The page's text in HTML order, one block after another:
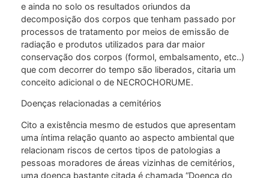
e ainda no solo os resultados oriundos da
decomposição dos corpos que tenham passado por
processos de tratamento por meios de emissão de
radiação e produtos utilizados para dar maior
conservação dos corpos (formol, embalsamento, etc..)
que com decorrer do tempo são liberados, citaria um
conceito adicional o de NECROCHORUME.
Doenças relacionadas a cemitérios
Cito a existência mesmo de estudos que apresentam
uma íntima relação quanto ao aspecto ambiental que
relacionam riscos de certos tipos de patologias a
pessoas moradores de áreas vizinhas de cemitérios,
uma doença bastante citada é chamada “Doença do